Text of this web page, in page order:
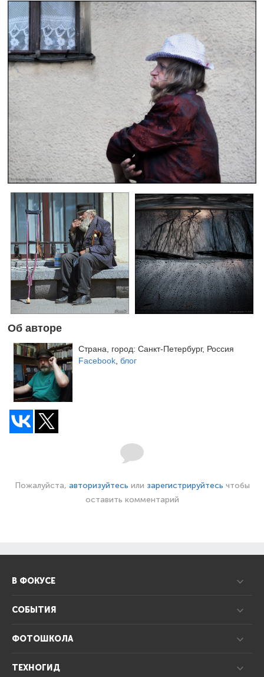
Об авторе
Страна, город: Санкт-Петербург, Россия
Facebook, блог
Пожалуйста, авторизуйтесь или зарегистрируйтесь чтобы
оставить комментарий
В ФОКУСЕ
СОБЫТИЯ
ФОТОШКОЛА
ТЕХНОГИД